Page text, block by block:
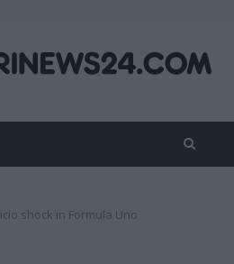
shock in Formula Uno